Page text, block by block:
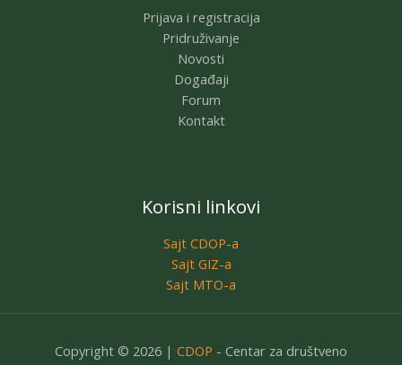
Prijava i registracija
Pridruživanje
Novosti
Događaji
Forum
Kontakt
Korisni linkovi
Sajt CDOP-a
Sajt GIZ-a
Sajt MTO-a
Copyright © 2026 | CDOP - Centar za društveno